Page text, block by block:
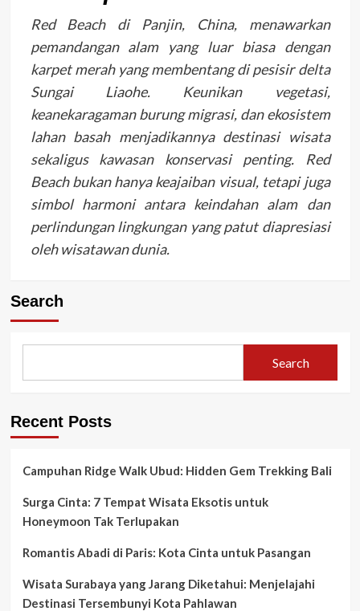
Red Beach di Panjin, China, menawarkan
pemandangan alam yang luar biasa dengan
karpet merah yang membentang di pesisir delta
Sungai Liaohe. Keunikan vegetasi,
keanekaragaman burung migrasi, dan ekosistem
lahan basah menjadikannya destinasi wisata
sekaligus kawasan konservasi penting. Red
Beach bukan hanya keajaiban visual, tetapi juga
simbol harmoni antara keindahan alam dan
perlindungan lingkungan yang patut diapresiasi
oleh wisatawan dunia.
Search
Search
Recent Posts
Campuhan Ridge Walk Ubud: Hidden Gem Trekking Bali
Surga Cinta: 7 Tempat Wisata Eksotis untuk
Honeymoon Tak Terlupakan
Romantis Abadi di Paris: Kota Cinta untuk Pasangan
Wisata Surabaya yang Jarang Diketahui: Menjelajahi
Destinasi Tersembunyi Kota Pahlawan